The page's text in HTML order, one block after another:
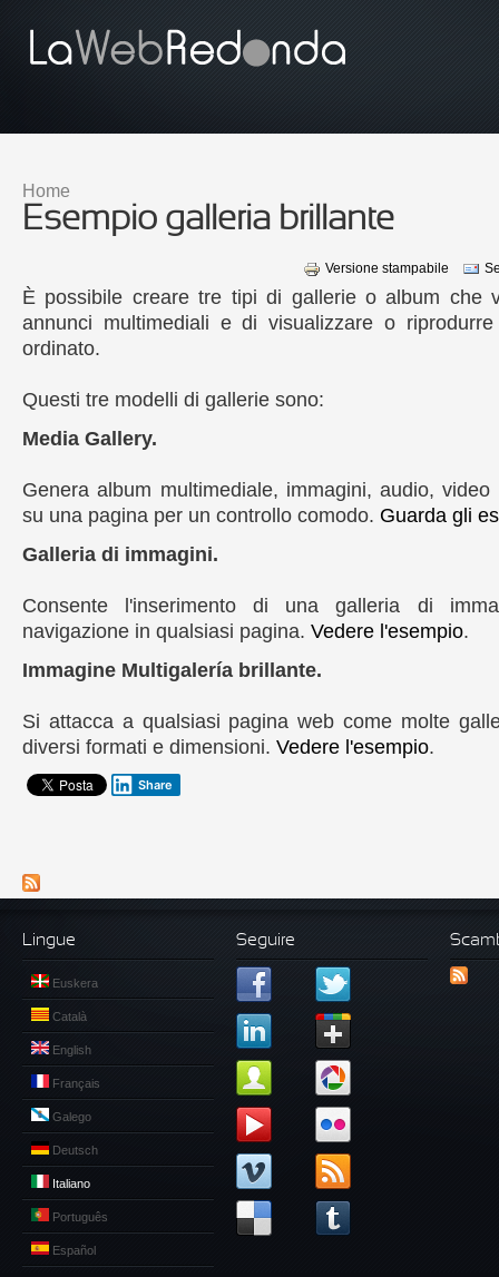
Tu sei qui
Home
Esempio galleria brillante
Versione stampabile
È possibile creare tre tipi di gallerie o album che
annunci multimediali e di visualizzare o riprodurre
ordinato.
Questi tre modelli di gallerie sono:
Media Gallery.
Genera album multimediale, immagini, audio, video
su una pagina per un controllo comodo. Guarda gli
Galleria di immagini.
Consente l'inserimento di
una galleria di
navigazione in qualsiasi pagina. Vedere l'esempio.
Immagine Multigalería brillante.
Si attacca a qualsiasi pagina web come molte
diversi formati e dimensioni. Vedere l'esempio.
Share
Lingue
Euskera
Català
English
Français
Galego
Deutsch
Italiano
Português
Español
Seguire